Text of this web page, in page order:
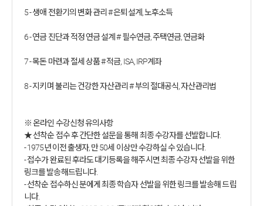
5 - 생애 전환기의 변화 관리 # 은퇴설계, 노후소득
6 - 연금 진단과 적정 연금 설계 # 필수연금, 주택연금, 연금화
7 - 목돈 마련과 절세 상품 # 적금, ISA, IRP계좌
8 - 지키며 불리는 건강한 자산관리 # 부의 절대공식, 자산관리법
※ 온라인 수강신청 유의사항
★ 선착순 접수 후 간단한 설문을 통해 최종 수강자를 선발합니다.
- 1975년 이전 출생자, 만 50세 이상만 수강하실 수 있습니다.
- 접수가 완료된 후라도 대기등록을 해주시면 최종 수강자 선발을 위한
링크를 발송해드립니다.
- 선착순 접수하신 분에게 최종 학습자 선발을 위한 링크를 발송해 드립
니다.